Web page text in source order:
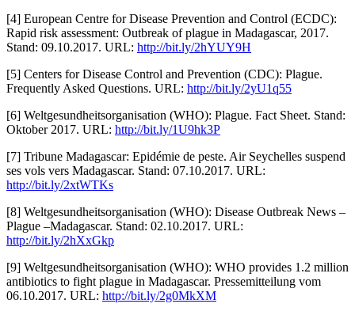
[4] European Centre for Disease Prevention and Control (ECDC):
Rapid risk assessment: Outbreak of plague in Madagascar, 2017.
Stand: 09.10.2017. URL: http://bit.ly/2hYUY9H
[5] Centers for Disease Control and Prevention (CDC): Plague.
Frequently Asked Questions. URL: http://bit.ly/2yU1q55
[6] Weltgesundheitsorganisation (WHO): Plague. Fact Sheet. Stand:
Oktober 2017. URL: http://bit.ly/1U9hk3P
[7] Tribune Madagascar: Epidémie de peste. Air Seychelles suspend
ses vols vers Madagascar. Stand: 07.10.2017. URL:
http://bit.ly/2xtWTKs
[8] Weltgesundheitsorganisation (WHO): Disease Outbreak News –
Plague –Madagascar. Stand: 02.10.2017. URL:
http://bit.ly/2hXxGkp
[9] Weltgesundheitsorganisation (WHO): WHO provides 1.2 million
antibiotics to fight plague in Madagascar. Pressemitteilung vom
06.10.2017. URL: http://bit.ly/2g0MkXM